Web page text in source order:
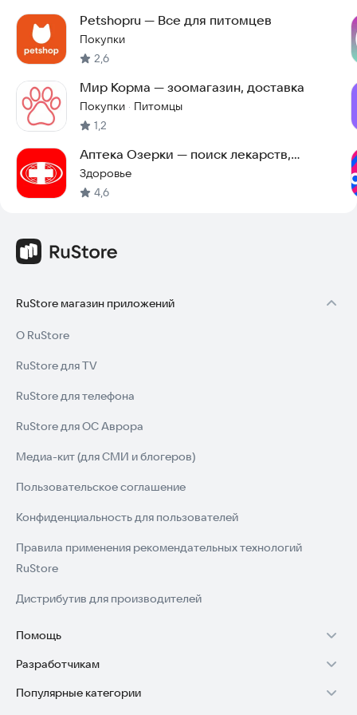
Petshopru — Все для питомцев
Покупки
2,6
Мир Корма — зоомагазин, доставка
Покупки · Питомцы
1,2
Аптека Озерки — поиск лекарств,
витаминов и БАДов
Здоровье
4,6
RuStore магазин приложений
О RuStore
RuStore для TV
RuStore для телефона
RuStore для ОС Аврора
Медиа-кит (для СМИ и блогеров)
Пользовательское соглашение
Конфиденциальность для пользователей
Правила применения рекомендательных технологий
RuStore
Дистрибутив для производителей
Помощь
Установка RuStore на TV
Установка RuStore на телефон
Разработчикам
Зарабатывать с RuStore
Популярные категории